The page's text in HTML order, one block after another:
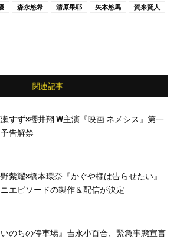
森永悠希 清原果耶 矢本悠馬
賀来賢人
関連記事
すず×櫻井翔 W主演『映画 ネメシス』第一
告解禁
紫耀×橋本環奈『かぐや様は告らせたい』
ニエピソードの製作＆配信が決定
いのちの停車場』吉永小百合、緊急事態宣言